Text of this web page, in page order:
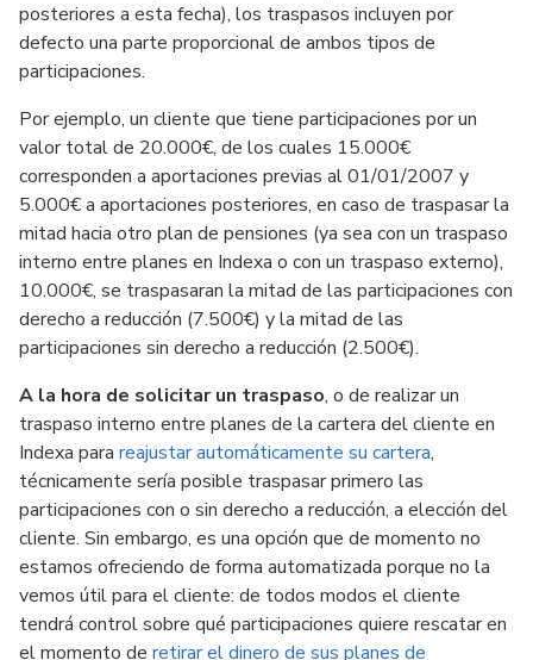
posteriores a esta fecha), los traspasos incluyen por
defecto una parte proporcional de ambos tipos de
participaciones.
Por ejemplo, un cliente que tiene participaciones por un
valor total de 20.000€, de los cuales 15.000€
corresponden a aportaciones previas al 01/01/2007 y
5.000€ a aportaciones posteriores, en caso de traspasar la
mitad hacia otro plan de pensiones (ya sea con un traspaso
interno entre planes en Indexa o con un traspaso externo),
10.000€, se traspasaran la mitad de las participaciones con
derecho a reducción (7.500€) y la mitad de las
participaciones sin derecho a reducción (2.500€).
A la hora de solicitar un traspaso, o de realizar un
traspaso interno entre planes de la cartera del cliente en
Indexa para reajustar automáticamente su cartera,
técnicamente sería posible traspasar primero las
participaciones con o sin derecho a reducción, a elección del
cliente. Sin embargo, es una opción que de momento no
estamos ofreciendo de forma automatizada porque no la
vemos útil para el cliente: de todos modos el cliente
tendrá control sobre qué participaciones quiere rescatar en
el momento de retirar el dinero de sus planes de